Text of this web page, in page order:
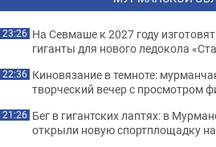
23:26 На Севмаше к 2027 году
гиганты для нового ледокола
22:36 Киновязание в темноте:
творческий вечер с просмотром
21:26 Бег в гигантских лаптях: в
открыли новую спортплощадку